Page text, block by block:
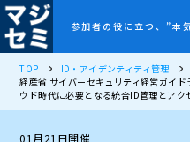
参加者の役に立つ、”本
TOP
ID・アイデンティティ管理
経産省 サイバーセキュリティ経営ガイ
ウド時代に必要となる統合ID管理とア
01月21日開催